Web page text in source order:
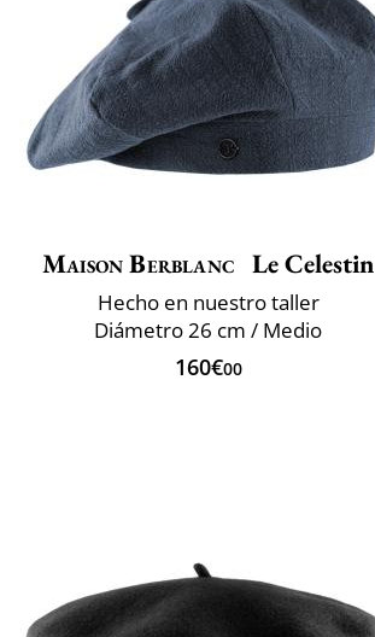
Maison Berblanc Le Celestin
Hecho en nuestro taller
Diámetro 26 cm / Medio
160€00